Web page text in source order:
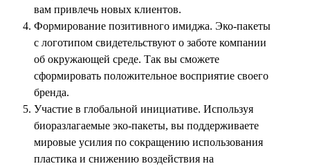
вам привлечь новых клиентов.
Формирование позитивного имиджа. Эко-пакеты
с логотипом свидетельствуют о заботе компании
об окружающей среде. Так вы сможете
сформировать положительное восприятие своего
бренда.
Участие в глобальной инициативе. Используя
биоразлагаемые эко-пакеты, вы поддерживаете
мировые усилия по сокращению использования
пластика и снижению воздействия на